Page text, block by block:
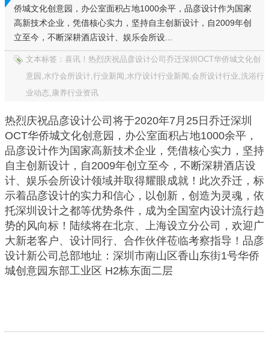
侨城文化创意园，办公室面积占地1000余平，品彦设计作为国家
高新技术企业，凭借核心实力，坚持自主创新设计，自2009年创
立至今，不断深耕酒店设计、娱乐会所设...
文本标签：喜讯！热烈庆祝品彦设计公司乔迁深圳OCT华侨城文化创
意园,水疗会所设计,行业新闻,水疗设计行业新闻,会所设计行业,洗浴行
业动态,康养行业资讯
热烈庆祝品彦设计公司将于2020年7月25日乔迁深圳
OCT华侨城文化创意园，办公室面积占地1000余平，
品彦设计作为国家高新技术企业，凭借核心实力，坚持
自主创新设计，自2009年创立至今，不断深耕酒店设
计、娱乐会所设计领域并取得耀眼成就！此次乔迁，标
示着品彦设计的实力和信心，以创新，创造为灵魂，依
托深圳设计之都等优势条件，成为全国室内设计流行趋
势的风向标！陆续将在北京、上海设立分公司，欢迎广
大新老客户、设计同行、合作伙伴莅临考察指导！品彦
设计新公司总部地址：深圳市南山区香山东街1号华侨
城创意园东部工业区 H2栋东面二层
热线
回到